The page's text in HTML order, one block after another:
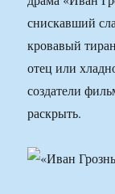
снискавший
кровавый
отец или
создатели
раскрыть.